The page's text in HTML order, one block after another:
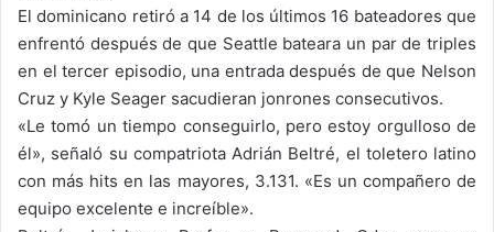
El dominicano retiró a 14 de los últimos 16 bateadores que
enfrentó después de que Seattle bateara un par de triples
en el tercer episodio, una entrada después de que Nelson
Cruz y Kyle Seager sacudieran jonrones consecutivos.
«Le tomó un tiempo conseguirlo, pero estoy orgulloso de
él», señaló su compatriota Adrián Beltré, el toletero latino
con más hits en las mayores, 3.131. «Es un compañero de
equipo excelente e increíble».